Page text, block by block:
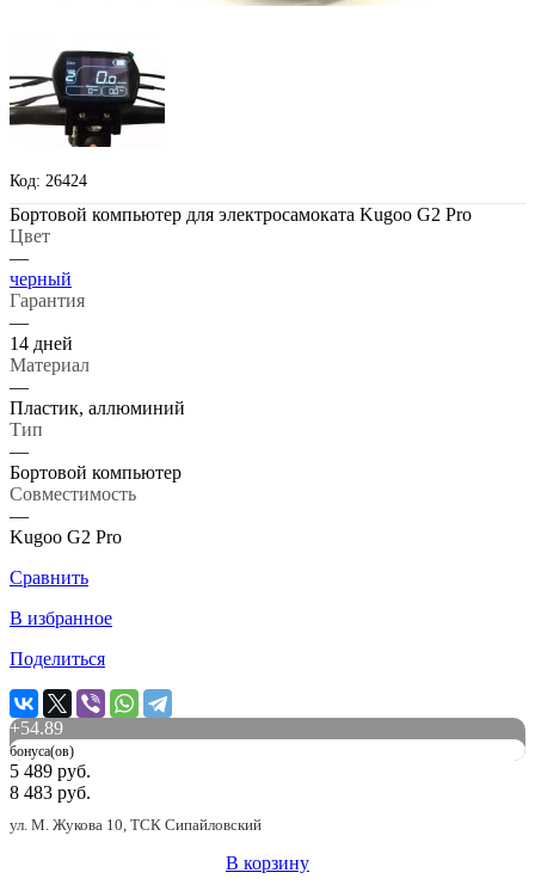
Код: 26424
Бортовой компьютер для электросамоката Kugoo G2 Pro
Цвет
—
черный
Гарантия
—
14 дней
Материал
—
Пластик, аллюминий
Тип
—
Бортовой компьютер
Совместимость
—
Kugoo G2 Pro
Сравнить
В избранное
Поделиться
+54.89
бонуса(ов)
5 489 руб.
8 483 руб.
ул. М. Жукова 10, ТСК Сипайловский
В корзину